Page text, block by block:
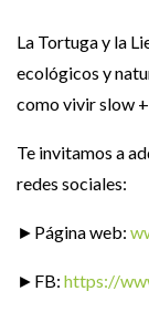
La Tortuga y la
ecológicos y
como vivir slow
Te invitamos a
redes sociales:
►Página web:
►FB: https://